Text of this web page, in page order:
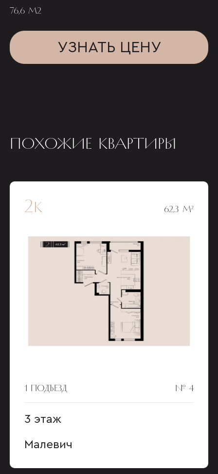
76,6 М2
УЗНАТЬ ЦЕНУ
ПОХОЖИЕ КВАРТИРЫ
2к 62,3 М²
1 ПОДЪЕЗД № 4
3 этаж
Малевич